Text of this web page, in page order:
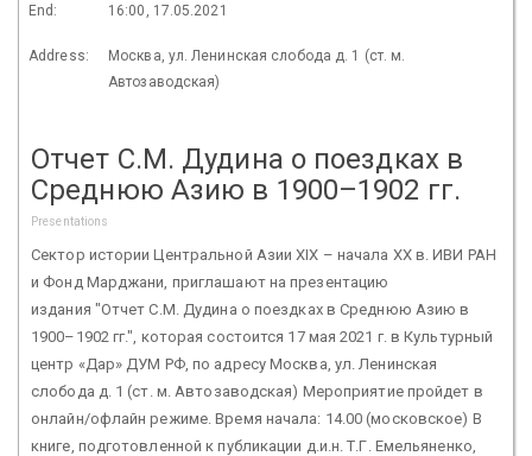
End: 16:00, 17.05.2021
Address:
Москва, ул. Ленинская слобода д. 1 (ст. м.
Автозаводская)
Отчет С.М. Дудина о поездках в
Среднюю Азию в 1900–1902 гг.
Presentations
Сектор истории Центральной Азии XIX – начала ХХ в. ИВИ РАН
и Фонд Марджани, приглашают на презентацию
издания "Отчет С.М. Дудина о поездках в Среднюю Азию в
1900–1902 гг.", которая состоится 17 мая 2021 г. в Культурный
центр «Дар» ДУМ РФ, по адресу Москва, ул. Ленинская
слобода д. 1 (ст. м. Автозаводская) Мероприятие пройдет в
онлайн/офлайн режиме. Время начала: 14.00 (московское) В
книге, подготовленной к публикации д.и.н. Т.Г. Емельяненко,